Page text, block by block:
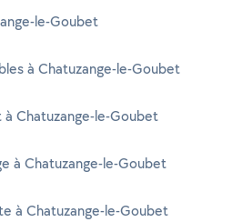
le-Goubet
à Chatuzange-le-Goubet
à Chatuzange-le-Goubet
à Chatuzange-le-Goubet
à Chatuzange-le-Goubet